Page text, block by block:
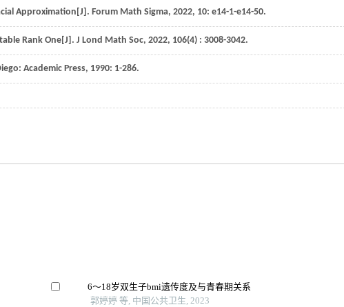
Approximation[J]. Forum Math Sigma, 2022, 10: e14-1-e14-50.
Rank One[J]. J Lond Math Soc, 2022, 106(4) : 3008-3042.
Academic Press, 1990: 1-286.